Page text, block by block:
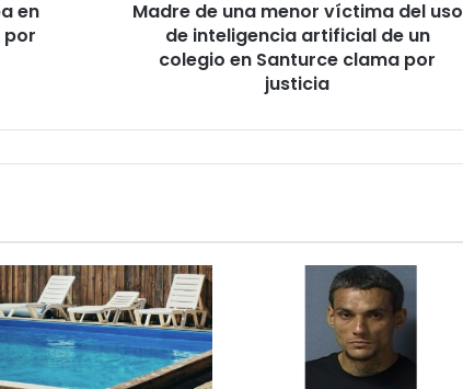
en
por
artificial
por
Madre de una menor víctima del uso
de inteligencia artificial de un
colegio en Santurce clama por
justicia